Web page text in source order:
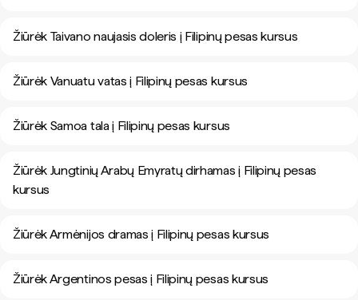
Žiūrėk Taivano naujasis doleris į Filipinų pesas kursus
Žiūrėk Vanuatu vatas į Filipinų pesas kursus
Žiūrėk Samoa tala į Filipinų pesas kursus
Žiūrėk Jungtinių Arabų Emyratų dirhamas į Filipinų pesas
kursus
Žiūrėk Armėnijos dramas į Filipinų pesas kursus
Žiūrėk Argentinos pesas į Filipinų pesas kursus